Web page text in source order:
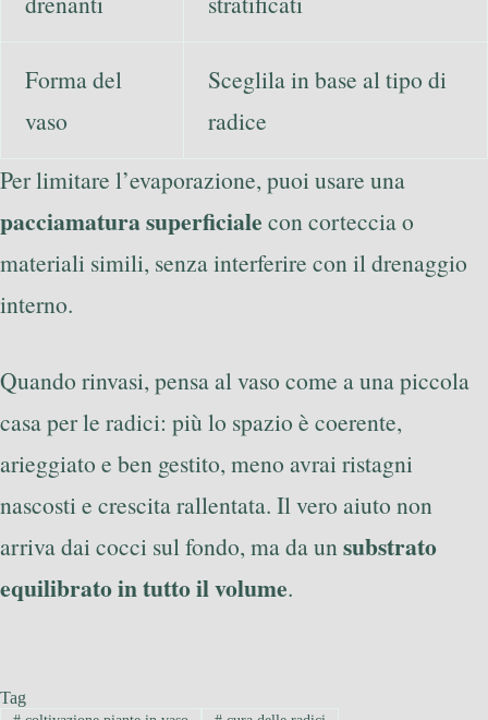
Forma del
vaso
Sceglila in base al tipo di
radice
Per limitare l’evaporazione, puoi usare una
pacciamatura superficiale con corteccia o
materiali simili, senza interferire con il drenaggio
interno.
Quando rinvasi, pensa al vaso come a una piccola
casa per le radici: più lo spazio è coerente,
arieggiato e ben gestito, meno avrai ristagni
nascosti e crescita rallentata. Il vero aiuto non
arriva dai cocci sul fondo, ma da unsubstrato
equilibrato in tutto il volume.
Tag